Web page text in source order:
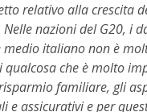
relativo alla crescita
nazioni del G20, i
medio italiano non è
qualcosa che è molto
familiare, gli
e assicurativi e per